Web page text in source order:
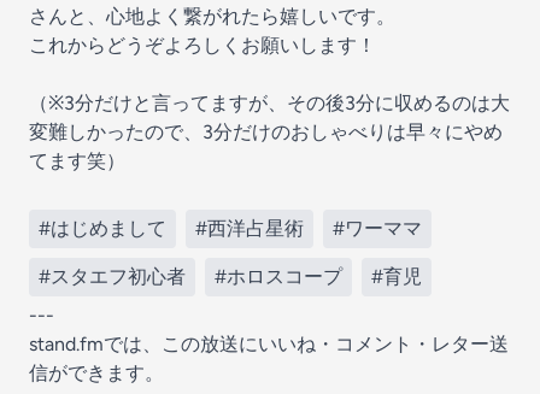
さんと、心地よく繋がれたら嬉しいです。
これからどうぞよろしくお願いします！
（※3分だけと言ってますが、その後3分に収めるのは大
変難しかったので、3分だけのおしゃべりは早々にやめ
てます笑）
#はじめまして #西洋占星術 #ワーママ
#スタエフ初心者 #ホロスコープ
#育児
---
stand.fmでは、この放送にいいね・コメント・レター送
信ができます。